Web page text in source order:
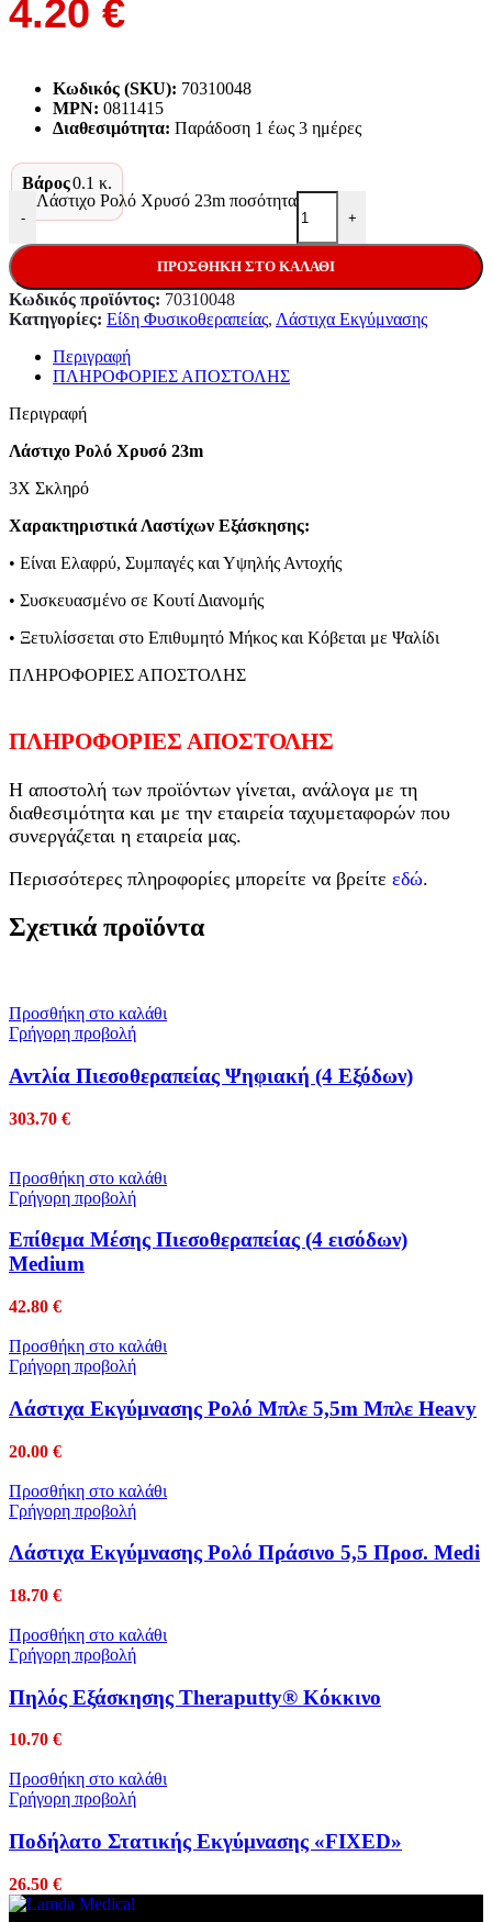
4.20 €
Κωδικός (SKU): 70310048
MPN: 0811415
Διαθεσιμότητα: Παράδoση 1 έως 3 ημέρες
Βάρος0.1 κ.
-
Λάστιχο Ρολό Χρυσό 23m ποσότητα
+
ΠΡΟΣΘΉΚΗ ΣΤΟ ΚΑΛΆΘΙ
Κωδικός προϊόντος: 70310048
Κατηγορίες: Είδη Φυσικοθεραπείας, Λάστιχα Εκγύμνασης
Περιγραφή
ΠΛΗΡΟΦΟΡΙΕΣ ΑΠΟΣΤΟΛΗΣ
Περιγραφή
Λάστιχο Ρολό Χρυσό 23m
3X Σκληρό
Xαρακτηριστικά Λαστίχων Εξάσκησης:
• Είναι Ελαφρύ, Συμπαγές και Υψηλής Αντοχής
• Συσκευασμένο σε Κουτί Διανομής
• Ξετυλίσσεται στο Επιθυμητό Μήκος και Κόβεται με Ψαλίδι
ΠΛΗΡΟΦΟΡΙΕΣ ΑΠΟΣΤΟΛΗΣ
ΠΛΗΡΟΦΟΡΙΕΣ ΑΠΟΣΤΟΛΗΣ
Η αποστολή των προϊόντων γίνεται, ανάλογα με τη
διαθεσιμότητα και με την εταιρεία ταχυμεταφορών που
συνεργάζεται η εταιρεία μας.
Περισσότερες πληροφορίες μπορείτε να βρείτε εδώ.
Σχετικά προϊόντα
Προσθήκη στο καλάθι
Γρήγορη προβολή
Αντλία Πιεσοθεραπείας Ψηφιακή (4 Eξόδων)
303.70 €
Προσθήκη στο καλάθι
Γρήγορη προβολή
Επίθεμα Μέσης Πιεσοθεραπείας (4 εισόδων)
Medium
42.80 €
Προσθήκη στο καλάθι
Γρήγορη προβολή
Λάστιχα Εκγύμνασης Ρολό Μπλε 5,5m Μπλε Heavy
20.00 €
Προσθήκη στο καλάθι
Γρήγορη προβολή
Λάστιχα Εκγύμνασης Ρολό Πράσινο 5,5 Προσ. Medi
18.70 €
Προσθήκη στο καλάθι
Γρήγορη προβολή
Πηλός Εξάσκησης Theraputty® Κόκκινο
10.70 €
Προσθήκη στο καλάθι
Γρήγορη προβολή
Ποδήλατο Στατικής Εκγύμνασης «FIXED»
26.50 €